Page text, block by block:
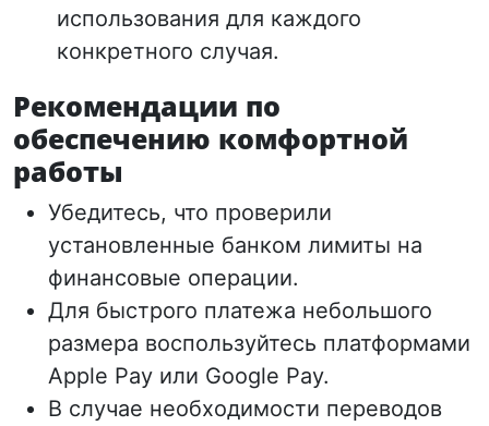
использования для каждого
конкретного случая.
Рекомендации по
обеспечению комфортной
работы
Убедитесь, что проверили
установленные банком лимиты на
финансовые операции.
Для быстрого платежа небольшого
размера воспользуйтесь платформами
Apple Pay или Google Pay.
В случае необходимости переводов